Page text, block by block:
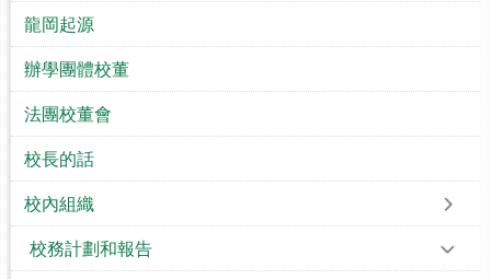
龍岡起源
辦學團體校董
法團校董會
校長的話
校內組織
校務計劃和報告